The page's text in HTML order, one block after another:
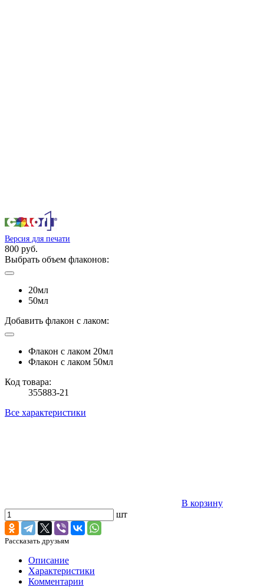
Версия для печати
800 руб.
Выбрать объем флаконов:
20мл
50мл
Добавить флакон с лаком:
Флакон с лаком 20мл
Флакон с лаком 50мл
Код товара:
355883-21
Все характеристики
В корзину
шт
Рассказать друзьям
Описание
Характеристики
Комментарии